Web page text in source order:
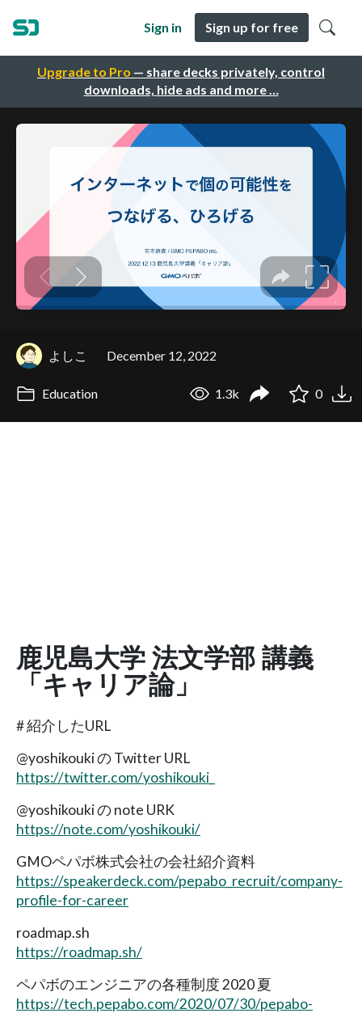
Upgrade to Pro — share decks privately, control
downloads, hide ads and more …
Sign in Sign up for free
よしこ December 12, 2022
Education 1.3k 0
鹿児島大学 法文学部 講義
「キャリア論」
# 紹介したURL
@yoshikouki の Twitter URL
https://twitter.com/yoshikouki_
@yoshikouki の note URK
https://note.com/yoshikouki/
GMOペパボ株式会社の会社紹介資料
https://speakerdeck.com/pepabo_recruit/company-
profile-for-career
roadmap.sh
https://roadmap.sh/
ペパボのエンジニアの各種制度 2020 夏
https://tech.pepabo.com/2020/07/30/pepabo-